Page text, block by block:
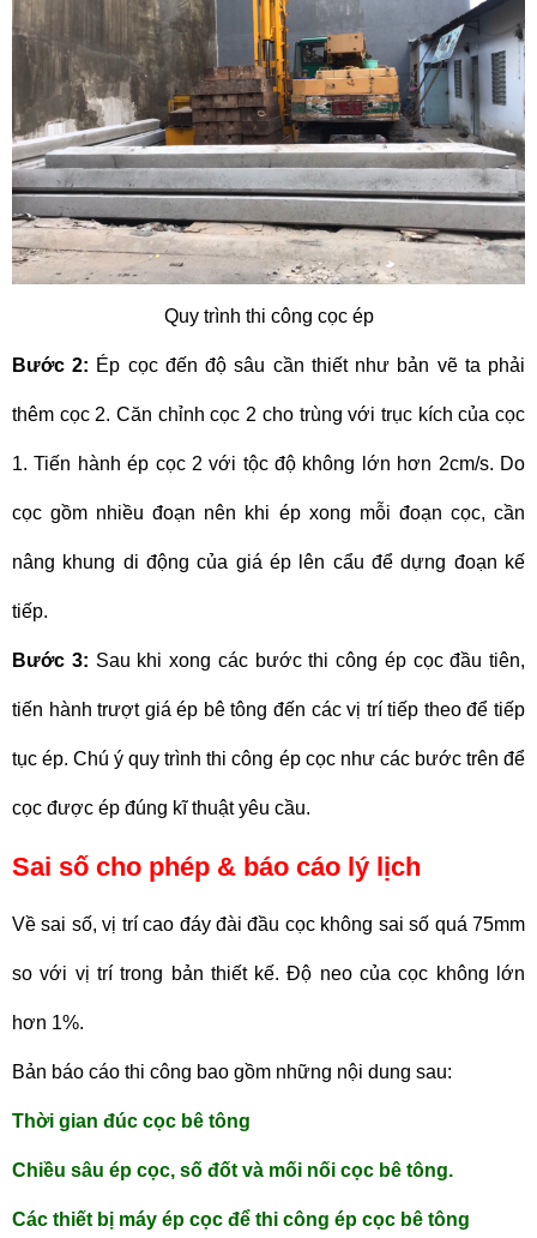
Quy trình thi công cọc ép
Bước 2: Ép cọc đến độ sâu cần thiết như bản vẽ ta phải
thêm cọc 2. Căn chỉnh cọc 2 cho trùng với trục kích của cọc
1. Tiến hành ép cọc 2 với tộc độ không lớn hơn 2cm/s. Do
cọc gồm nhiều đoạn nên khi ép xong mỗi đoạn cọc, cần
nâng khung di động của giá ép lên cẩu để dựng đoạn kế
tiếp.
Bước 3: Sau khi xong các bước thi công ép cọc đầu tiên,
tiến hành trượt giá ép bê tông đến các vị trí tiếp theo để tiếp
tục ép. Chú ý quy trình thi công ép cọc như các bước trên để
cọc được ép đúng kĩ thuật yêu cầu.
Sai số cho phép & báo cáo lý lịch
Về sai số, vị trí cao đáy đài đầu cọc không sai số quá 75mm
so với vị trí trong bản thiết kế. Độ neo của cọc không lớn
hơn 1%.
Bản báo cáo thi công bao gồm những nội dung sau:
Thời gian đúc cọc bê tông
Chiều sâu ép cọc, số đốt và mối nối cọc bê tông.
Các thiết bị máy ép cọc để thi công ép cọc bê tông